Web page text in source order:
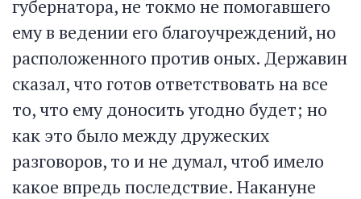
губернатора, не токмо не помогавшего
ему в ведении его благоучреждений, но
расположенного против оных. Державин
сказал, что готов ответствовать на все
то, что ему доносить угодно будет; но
как это было между дружеских
разговоров, то и не думал, чтоб имело
какое впредь последствие. Накануне